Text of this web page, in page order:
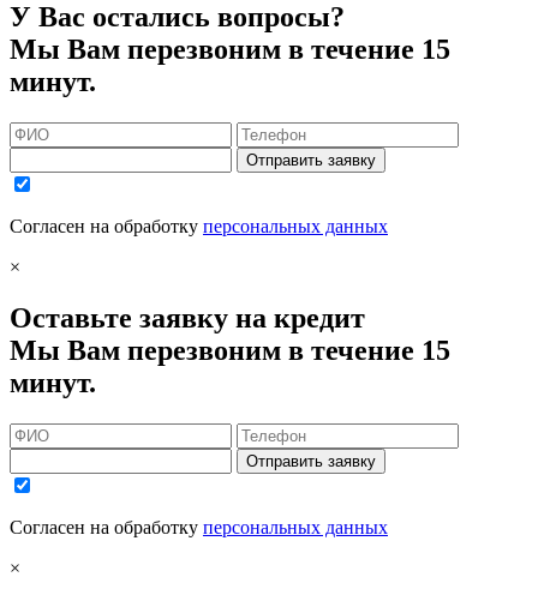
У Вас остались вопросы?
Мы Вам перезвоним в течение 15
минут.
Отправить заявку
Согласен на обработку персональных данных
×
Оставьте заявку на кредит
Мы Вам перезвоним в течение 15
минут.
Отправить заявку
Согласен на обработку персональных данных
×